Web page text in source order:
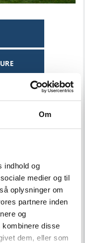
Om
indhold og
medier og til
oplysninger om
partnere inden
og
kombinere disse
dem, eller som